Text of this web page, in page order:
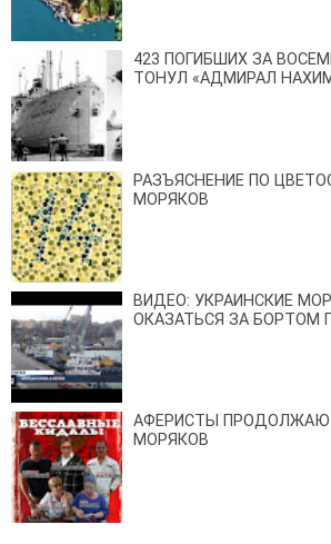
423 ПОГИБШИХ ЗА
ТОНУЛ «АДМИРАЛ
РАЗЪЯСНЕНИЕ ПО
МОРЯКОВ
ВИДЕО: УКРАИНСКИЕ
ОКАЗАТЬСЯ ЗА БОРТОМ
АФЕРИСТЫ
МОРЯКОВ